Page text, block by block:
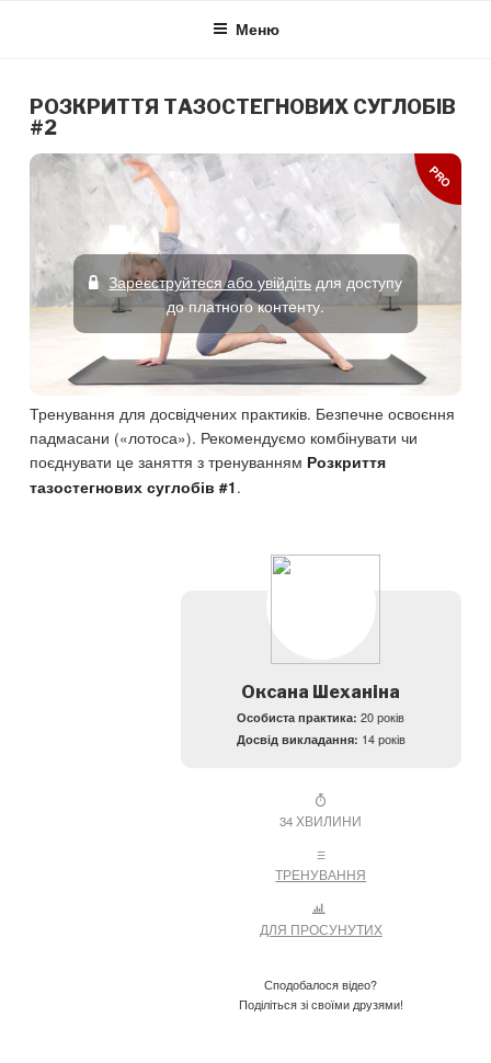
Меню
РОЗКРИТТЯ ТАЗОСТЕГНОВИХ СУГЛОБІВ
#2
PRO
Зареєструйтеся або увійдітьдля доступу
до платного контенту.
Тренування для досвідчених практиків. Безпечне освоєння
падмасани («лотоса»). Рекомендуємо комбінувати чи
поєднувати це заняття з тренуванням Розкриття
тазостегнових суглобів #1.
Оксана Шеханіна
Особиста практика: 20 років
Досвід викладання: 14 років
34 ХВИЛИНИ
ТРЕНУВАННЯ
ДЛЯ ПРОСУНУТИХ
Сподобалося відео?
Поділіться зі своїми друзями!